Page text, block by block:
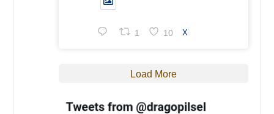
1 10 X
Load More